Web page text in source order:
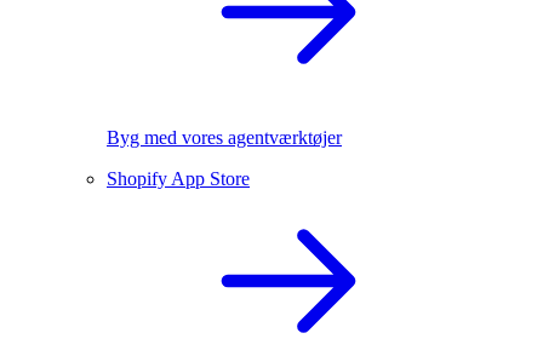
Byg med vores agentværktøjer
Shopify App Store